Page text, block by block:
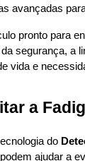
avançadas
pronto para
segurança, a
vida e
a
do
ajudar a